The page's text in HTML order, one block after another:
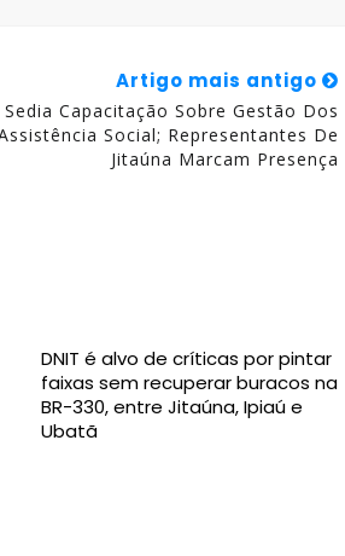
Artigo mais antigo
Capacitação Sobre Gestão Dos
Social; Representantes De
Jitaúna Marcam Presença
DNIT é alvo de críticas por pintar
faixas sem recuperar buracos na
BR-330, entre Jitaúna, Ipiaú e
Ubatã